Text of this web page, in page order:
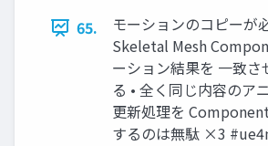
65.
モーションのコピーが
Skeletal Mesh
ーション結果を 一致さ
る • 全く同じ内容のア
更新処理を
するのは無駄 ×3